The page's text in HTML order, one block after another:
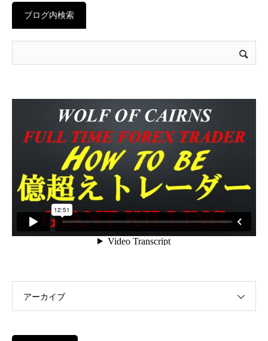
ブログ内検索
アーカイブ